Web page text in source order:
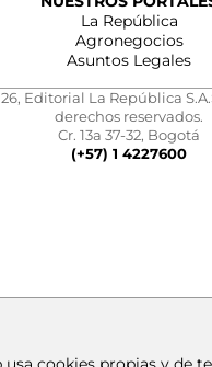
La República
Agronegocios
Asuntos Legales
Editorial La República
derechos reservados.
Cr. 13a 37-32, Bogotá
(+57) 1 4227600